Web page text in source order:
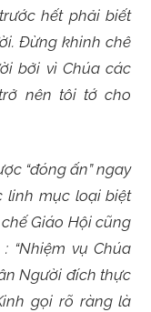
hết phải biết
Đừng khinh chê
bởi vì Chúa các
nên tôi tớ cho
“đóng ấn” ngay
linh mục loại biệt
Giáo Hội cũng
: “Nhiệm vụ Chúa
Người đích thực
gọi rõ ràng là